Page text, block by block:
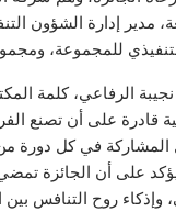
مدير إدارة الشؤون
للمجموعة،
نجيبة الرفاعي، كلمة
قادرة على أن تصنع
المشاركة في كل دورة
على أن الجائزة
وإذكاء روح التنافس